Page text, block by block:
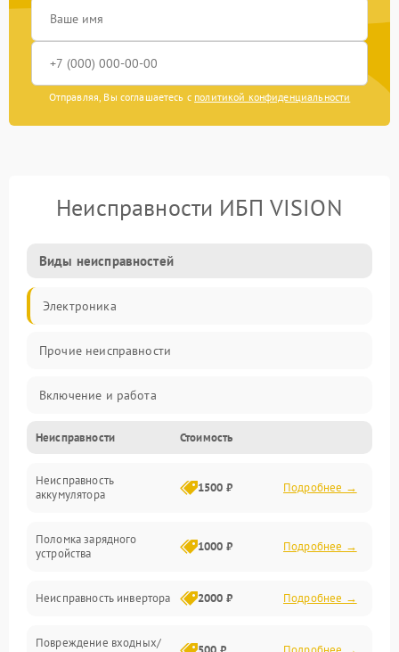
Отправляя, Вы соглашаетесь с политикой конфиденциальности
Неисправности ИБП VISION
Виды неисправностей
Электроника
Прочие неисправности
Включение и работа
Работа с нагрузкой
Звук и индикация
Неисправности Стоимость
Неисправность
аккумулятора
1500 ₽ Подробнее →
Поломка зарядного
устройства
1000 ₽ Подробнее →
Неисправность инвертора 2000 ₽ Подробнее →
Повреждение входных/